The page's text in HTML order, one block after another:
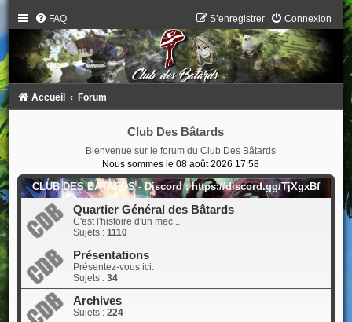
FAQ Connexion
S’enregistrer
Accueil Forum
Club Des Bâtards
Bienvenue sur le forum du Club Des Bâtards
Nous sommes le 08 août 2026 17:58
CLUB DES BÂTARDS - Discord : https://discord.gg/TjXgxBf
Quartier Général des Bâtards
C'est l'histoire d'un mec...
Sujets : 1110
Présentations
Présentez-vous ici.
Sujets : 34
Archives
Sujets : 224